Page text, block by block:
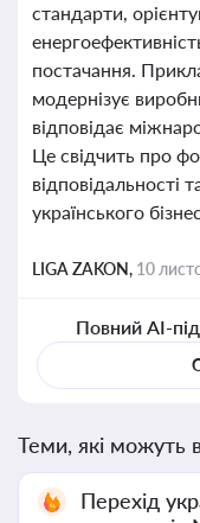
стандарти,
постачання.
модернізує
відповідає
Це свідчить про
відповідальності
українського
LIGA ZAKON, 10
Повний AI-
Теми, які можуть
Перехід